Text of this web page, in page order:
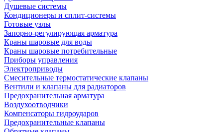
Душевые системы
Кондиционеры и сплит-системы
Готовые узлы
Запорно-регулирующая арматура
Краны шаровые для воды
Краны шаровые потребительные
Приборы управления
Электроприводы
Смесительные термостатические клапаны
Вентили и клапаны для радиаторов
Предохранительная арматура
Воздухоотводчики
Компенсаторы гидроударов
Предохранительные клапаны